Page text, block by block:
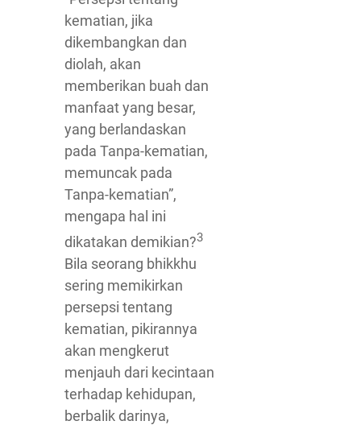
kematian, jika
dikembangkan dan
diolah, akan
memberikan buah dan
manfaat yang besar,
yang berlandaskan
pada Tanpa-kematian,
memuncak pada
Tanpa-kematian”,
mengapa hal ini
dikatakan demikian?3
Bila seorang bhikkhu
sering memikirkan
persepsi tentang
kematian, pikirannya
akan mengkerut
menjauh dari kecintaan
terhadap kehidupan,
berbalik darinya,